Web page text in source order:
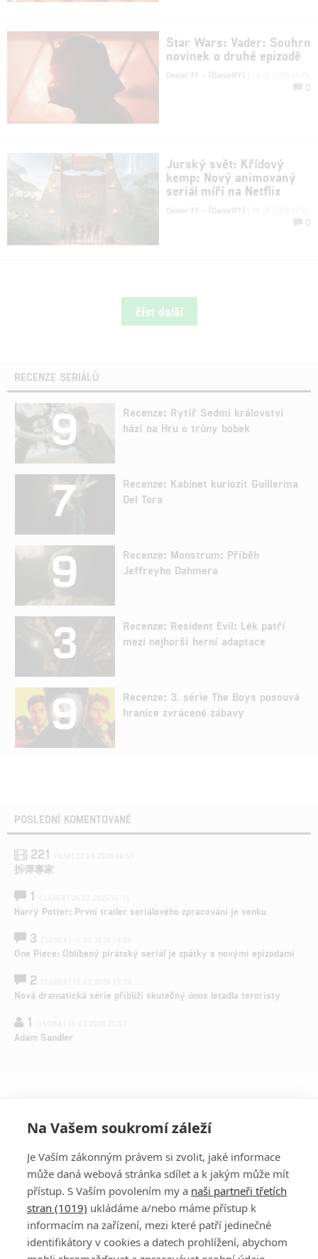
Star Wars: Vader: Souhrn
novinek o druhé epizodě
Daniel FF - (DanielFF)
0
Jurský svět: Křídový
kemp: Nový animovaný
seriál míří na Netflix
Daniel FF - (DanielFF)
0
číst další
RECENZE SERIÁLŮ
9
Recenze: Rytíř Sedmi království
hází na Hru o trůny bobek
7
Recenze: Kabinet kuriozit Guillerma
Del Tora
9
Recenze: Monstrum: Příběh
Jeffreyho Dahmera
3
Recenze: Resident Evil: Lék patří
mezi nejhorší herní adaptace
9
Recenze: 3. série The Boys posouvá
hranice zvrácené zábavy
POSLEDNÍ KOMENTOVANÉ
221
拆彈專家
1
Harry Potter: První trailer seriálového zpracování je venku
3
One Piece: Oblíbený pirátský seriál je zpátky s novými epizodami
2
Nová dramatická série přiblíží skutečný únos letadla teroristy
1
Adam Sandler
PŘIHLÁSIT
REGISTROVAT
DISKUZE
Na Vašem soukromí záleží
Je Vaším zákonným právem si zvolit, jaké informace
může daná webová stránka sdílet a k jakým může mít
přístup. S Vaším povolením my a naši partneři třetích
stran (1019) ukládáme a/nebo máme přístup k
informacím na zařízení, mezi které patří jedinečné
identifikátory v cookies a datech prohlížení, abychom